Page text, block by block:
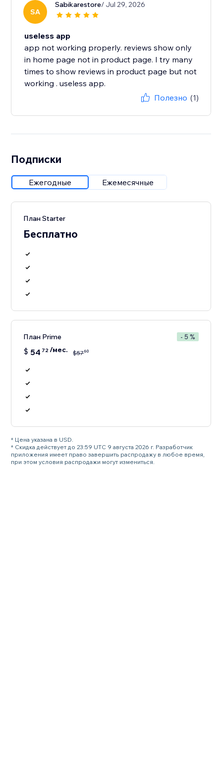
SA
Sabikarestore/ Jul 29, 2026
useless app
app not working properly. reviews show only
in home page not in product page. I try many
times to show reviews in product page but not
working . useless app.
Полезно (1)
Подписки
Ежегодные Ежемесячные
План Starter
Бесплатно
План Prime - 5 %
$ 54 72/мес. $5760
* Цена указана в USD.
* Скидка действует до 23:59 UTC 9 августа 2026 г. Разработчик
приложения имеет право завершить распродажу в любое время,
при этом условия распродажи могут измениться.